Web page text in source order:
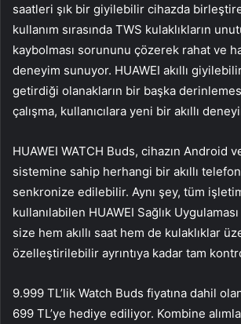
saatleri şık bir giyilebilir cihazda
kullanım sırasında TWS kulaklıkların
kaybolması sorununu çözerek rahat ve
deneyim sunuyor. HUAWEI akıllı
getirdiği olanakların bir başka
çalışma, kullanıcılara yeni bir akıllı
HUAWEI WATCH Buds, cihazın Android
sistemine sahip herhangi bir akıllı
senkronize edilebilir. Aynı şey, tüm
kullanılabilen HUAWEI Sağlık
size hem akıllı saat hem de kulaklıklar
özelleştirilebilir ayrıntıya kadar tam
9.999 TL’lik Watch Buds fiyatına dahil
699 TL’ye hediye ediliyor. Kombine